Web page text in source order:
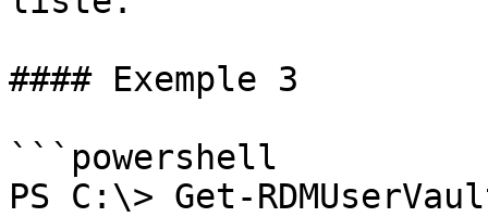
#### Exemple 3
```powershell
PS C:\> Get-